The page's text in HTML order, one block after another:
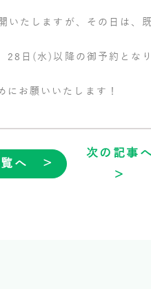
いたしますが、その日は、
28日(水)以降の御予約とな
にお願いいたします！
覧へ ＞
次の記事
>